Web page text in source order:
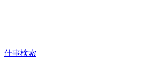
仕事検索